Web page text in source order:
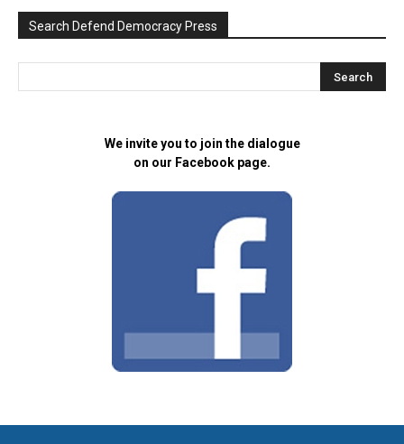
Search Defend Democracy Press
We invite you to join the dialogue
on our Facebook page.